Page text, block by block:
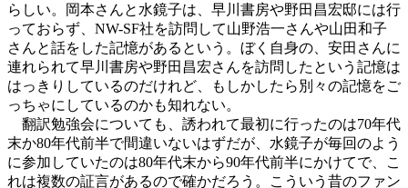
らしい。岡本さんと水鏡子は、早川書房や野田昌宏邸には行
っておらず、NW-SF社を訪問して山野浩一さんや山田和子
さんと話をした記憶があるという。ぼく自身の、安田さんに
連れられて早川書房や野田昌宏さんを訪問したという記憶は
はっきりしているのだけれど、もしかしたら別々の記憶をご
っちゃにしているのかも知れない。
翻訳勉強会についても、誘われて最初に行ったのは70年代
末か80年代前半で間違いないはずだが、水鏡子が毎回のよう
に参加していたのは80年代末から90年代前半にかけてで、こ
れは複数の証言があるので確かだろう。こういう昔のファン